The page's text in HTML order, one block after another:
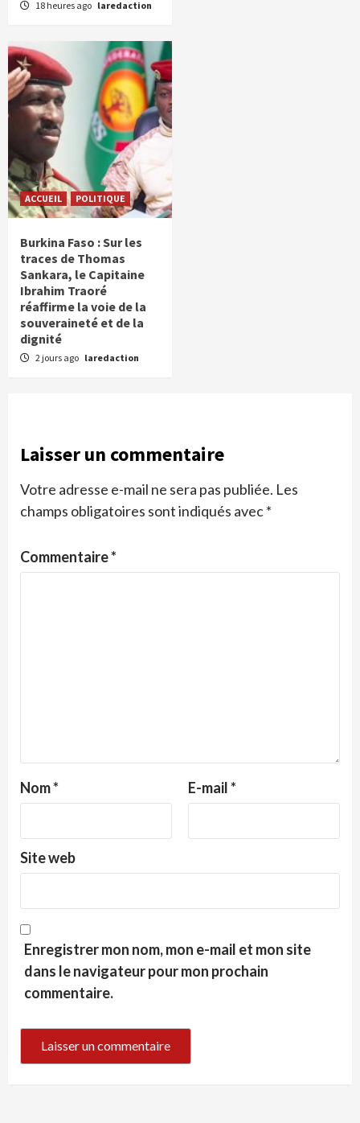
18 heures ago laredaction
ACCUEIL POLITIQUE
Burkina Faso : Sur les
traces de Thomas
Sankara, le Capitaine
Ibrahim Traoré
réaffirme la voie de la
souveraineté et de la
dignité
2 jours ago laredaction
Laisser un commentaire
Votre adresse e-mail ne sera pas publiée. Les
champs obligatoires sont indiqués avec*
Commentaire*
Nom* E-mail*
Site web
Enregistrer mon nom, mon e-mail et mon site
dans le navigateur pour mon prochain
commentaire.